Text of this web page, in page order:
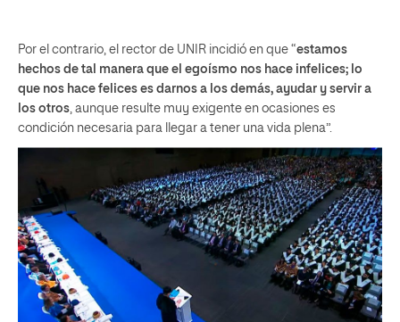
Por el contrario, el rector de UNIR incidió en que “estamos
hechos de tal manera que el egoísmo nos hace infelices; lo
que nos hace felices es darnos a los demás, ayudar y servir a
los otros, aunque resulte muy exigente en ocasiones es
condición necesaria para llegar a tener una vida plena”.